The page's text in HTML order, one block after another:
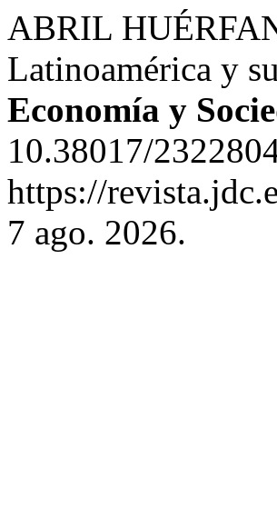
ABRIL
Latinoamérica y
Economía y
10.38017/
https://
7 ago. 2026.